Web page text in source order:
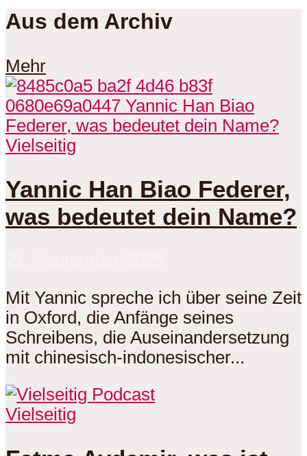
Aus dem Archiv
Mehr
Vielseitig
Yannic Han Biao Federer,
was bedeutet dein Name?
Mit Yannic spreche ich über seine Zeit
in Oxford, die Anfänge seines
Schreibens, die Auseinandersetzung
mit chinesisch-indonesischer...
Vielseitig